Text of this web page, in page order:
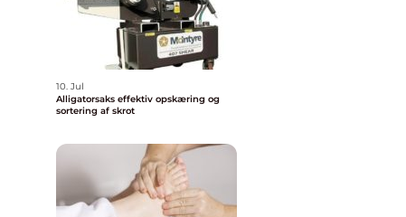
10. Jul
Alligatorsaks effektiv opskæring og
sortering af skrot